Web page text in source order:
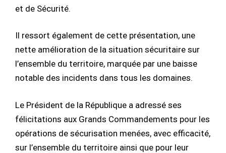
et de Sécurité.
Il ressort également de cette présentation, une
nette amélioration de la situation sécuritaire sur
l’ensemble du territoire, marquée par une baisse
notable des incidents dans tous les domaines.
Le Président de la République a adressé ses
félicitations aux Grands Commandements pour les
opérations de sécurisation menées, avec efficacité,
sur l’ensemble du territoire ainsi que pour leur